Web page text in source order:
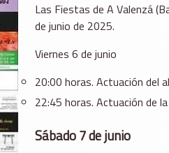
Las Fiestas de A Valenzá
de junio de 2025.
Viernes 6 de junio
20:00 horas. Actuación del
22:45 horas. Actuación de
Sábado 7 de junio